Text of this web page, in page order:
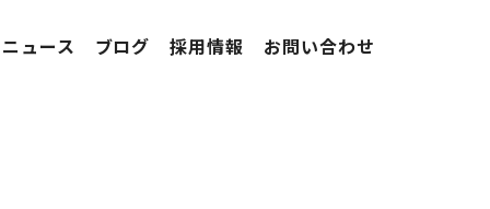
ニュース ブログ 採用情報 お問い合わせ